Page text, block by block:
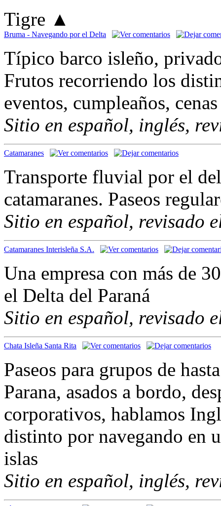
Tigre ▲
Bruma - Navegando por el Delta
Típico barco isleño,
Frutos recorriendo los
eventos, cumpleaños,
Sitio en español, inglés,
Catamaranes
Transporte fluvial por el
catamaranes. Paseos
Sitio en español, revisado
Catamaranes Interisleña S.A.
Una empresa con más de
el Delta del Paraná
Sitio en español, revisado
Chata Isleña Santa Rita
Paseos para grupos de
Parana, asados a bordo,
corporativos, hablamos
distinto por navegando en
islas
Sitio en español, inglés,